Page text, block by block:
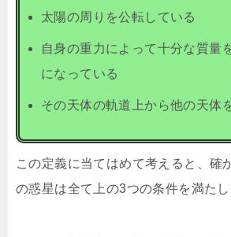
太陽の周りを公転している
自身の重力によって十分な質量
になっている
その天体の軌道上から他の天体
この定義に当てはめて考えると、確
の惑星は全て上の3つの条件を満たし